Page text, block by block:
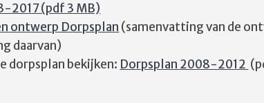
2017 (pdf 3 MB)
ontwerp Dorpsplan (samenvatting van de
daarvan)
dorpsplan bekijken: Dorpsplan 2008-2012